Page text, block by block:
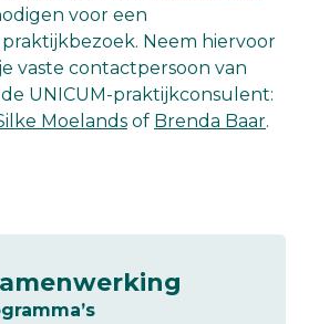
voor een
Neem hiervoor
vaste contactpersoon van
UNICUM-praktijkconsulent:
Moelands of Brenda Baar.